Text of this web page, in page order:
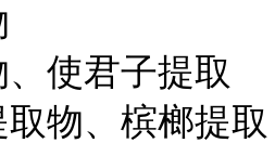
使君子提取
物、槟榔提取